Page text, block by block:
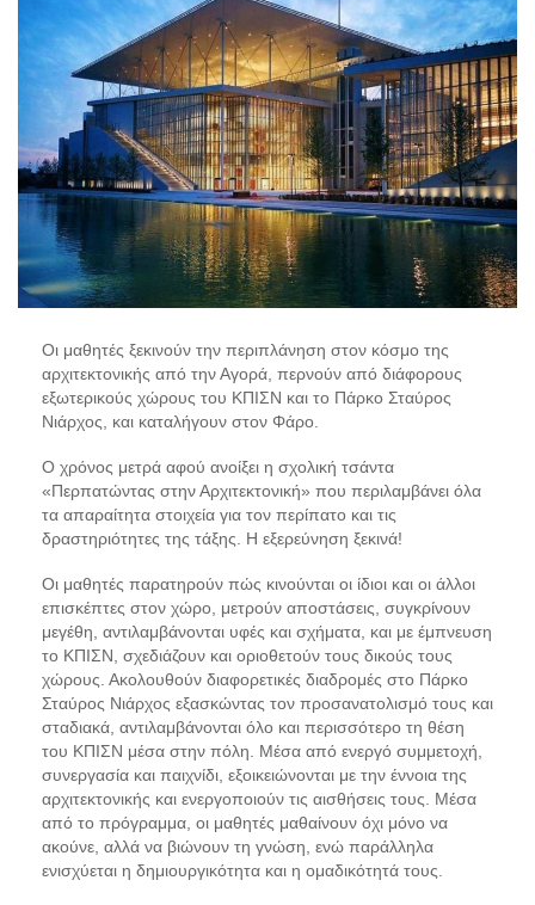
Οι μαθητές ξεκινούν την περιπλάνηση στον κόσμο της
αρχιτεκτονικής από την Αγορά, περνούν από διάφορους
εξωτερικούς χώρους του ΚΠΙΣΝ και το Πάρκο Σταύρος
Νιάρχος, και καταλήγουν στον Φάρο.
Ο χρόνος μετρά αφού ανοίξει η σχολική τσάντα
«Περπατώντας στην Αρχιτεκτονική» που περιλαμβάνει όλα
τα απαραίτητα στοιχεία για τον περίπατο και τις
δραστηριότητες της τάξης. Η εξερεύνηση ξεκινά!
Οι μαθητές παρατηρούν πώς κινούνται οι ίδιοι και οι άλλοι
επισκέπτες στον χώρο, μετρούν αποστάσεις, συγκρίνουν
μεγέθη, αντιλαμβάνονται υφές και σχήματα, και με έμπνευση
το ΚΠΙΣΝ, σχεδιάζουν και οριοθετούν τους δικούς τους
χώρους. Ακολουθούν διαφορετικές διαδρομές στο Πάρκο
Σταύρος Νιάρχος εξασκώντας τον προσανατολισμό τους και
σταδιακά, αντιλαμβάνονται όλο και περισσότερο τη θέση
του ΚΠΙΣΝ μέσα στην πόλη. Μέσα από ενεργό συμμετοχή,
συνεργασία και παιχνίδι, εξοικειώνονται με την έννοια της
αρχιτεκτονικής και ενεργοποιούν τις αισθήσεις τους. Μέσα
από το πρόγραμμα, οι μαθητές μαθαίνουν όχι μόνο να
ακούνε, αλλά να βιώνουν τη γνώση, ενώ παράλληλα
ενισχύεται η δημιουργικότητα και η ομαδικότητά τους.